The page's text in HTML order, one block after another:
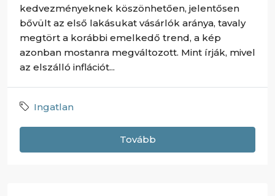
kedvezményeknek köszönhetően, jelentősen
bővült az első lakásukat vásárlók aránya, tavaly
megtört a korábbi emelkedő trend, a kép
azonban mostanra megváltozott. Mint írják, mivel
az elszálló inflációt...
Ingatlan
Tovább